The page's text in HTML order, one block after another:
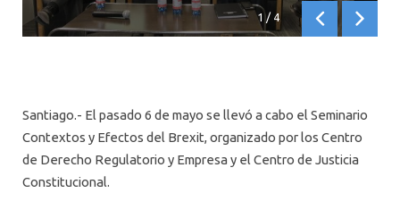
1 / 4
Anterior
Santiago.- El pasado 6 de mayo se llevó a cabo el Seminario
Contextos y Efectos del Brexit, organizado por los Centro
de Derecho Regulatorio y Empresa y el Centro de Justicia
Constitucional.